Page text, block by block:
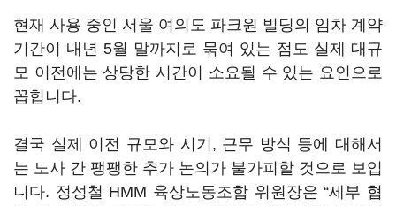
현재 사용 중인 서울 여의도 파크원 빌딩의 임차 계약
기간이 내년 5월 말까지로 묶여 있는 점도 실제 대규
모 이전에는 상당한 시간이 소요될 수 있는 요인으로
꼽힙니다.
결국 실제 이전 규모와 시기, 근무 방식 등에 대해서
는 노사 간 팽팽한 추가 논의가 불가피할 것으로 보입
니다. 정성철 HMM 육상노동조합 위원장은 “세부 협